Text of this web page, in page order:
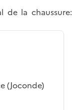
de la chaussure:
(Joconde)